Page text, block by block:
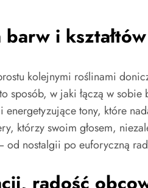
i kształtów
kolejnymi roślinami
sposób, w jaki łączą w
tony, które
którzy swoim głosem,
od nostalgii po euforyczną
radość